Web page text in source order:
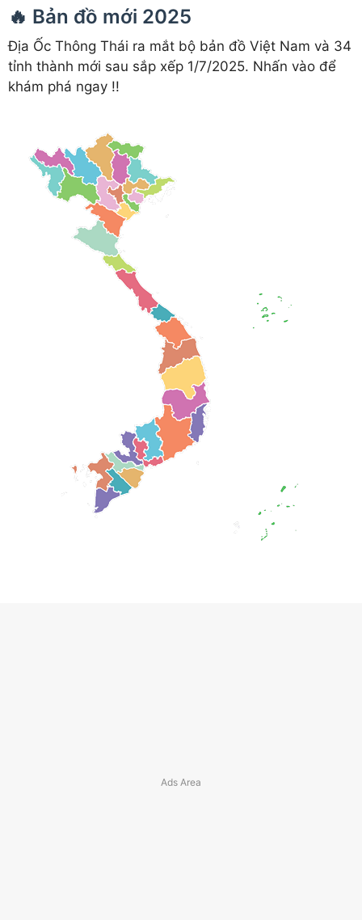
🔥 Bản đồ mới 2025
Địa Ốc Thông Thái ra mắt bộ bản đồ Việt Nam và 34
tỉnh thành mới sau sắp xếp 1/7/2025. Nhấn vào để
khám phá ngay !!